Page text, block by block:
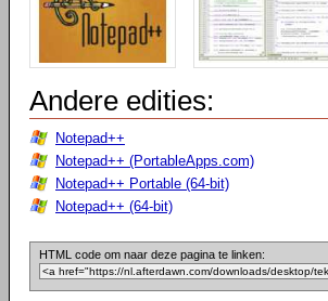
Andere edities:
Notepad++
Notepad++ (PortableApps.com)
Notepad++ Portable (64-bit)
Notepad++ (64-bit)
HTML code om naar deze pagina te linken: